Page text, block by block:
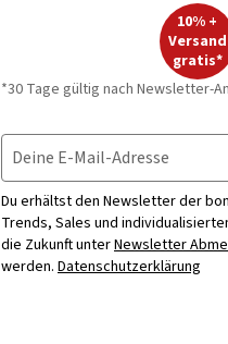
10% +
Versand
gratis*
*30 Tage gültig nach Newsletter-
Deine E-Mail-Adresse
Du erhältst den Newsletter der
Trends, Sales und
die Zukunft unterNewsletter
werden. Datenschutzerklärung